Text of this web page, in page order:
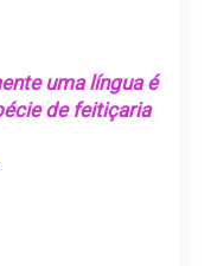
uma língua é
de feitiçaria